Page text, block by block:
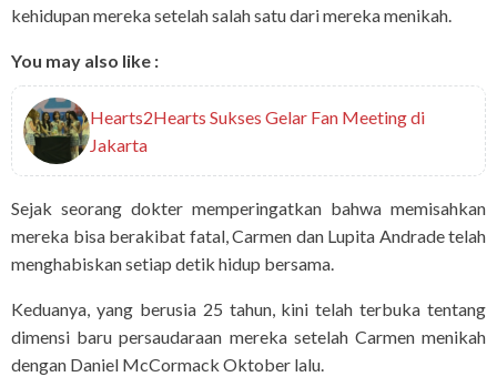
kehidupan mereka setelah salah satu dari mereka menikah.
You may also like :
Hearts2Hearts Sukses Gelar Fan Meeting di
Jakarta
Sejak seorang dokter memperingatkan bahwa memisahkan
mereka bisa berakibat fatal, Carmen dan Lupita Andrade telah
menghabiskan setiap detik hidup bersama.
Keduanya, yang berusia 25 tahun, kini telah terbuka tentang
dimensi baru persaudaraan mereka setelah Carmen menikah
dengan Daniel McCormack Oktober lalu.